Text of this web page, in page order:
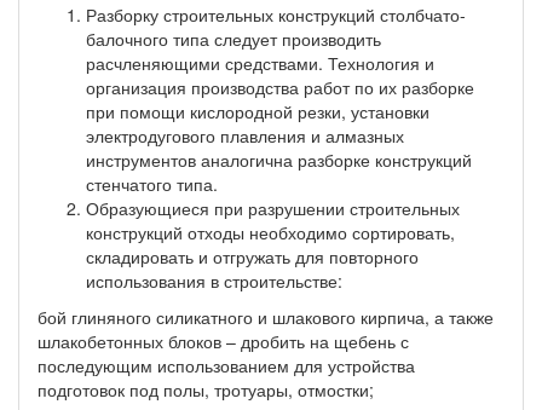
Разборку строительных конструкций столбчато-
балочного типа следует производить
расчленяющими средствами. Технология и
организация производства работ по их разборке
при помощи кислородной резки, установки
электродугового плавления и алмазных
инструментов аналогична разборке конструкций
стенчатого типа.
Образующиеся при разрушении строительных
конструкций отходы необходимо сортировать,
складировать и отгружать для повторного
использования в строительстве:
бой глиняного силикатного и шлакового кирпича, а также
шлакобетонных блоков – дробить на щебень с
последующим использованием для устройства
подготовок под полы, тротуары, отмостки;